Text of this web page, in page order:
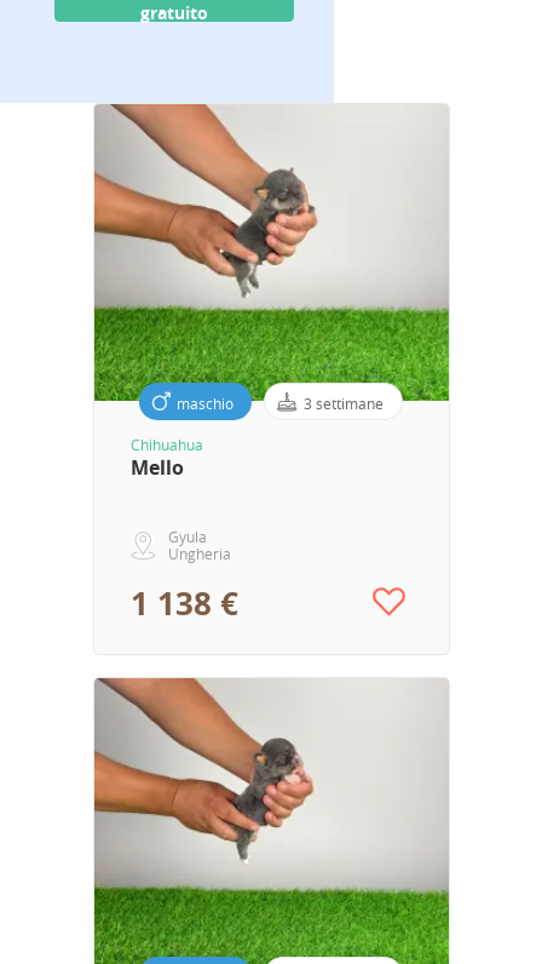
gratuito
maschio 3 settimane
Chihuahua
Mello
Gyula
Ungheria
1 138 €